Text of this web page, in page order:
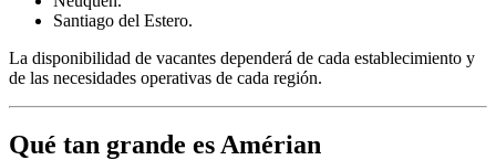
Santiago del Estero.
La disponibilidad de vacantes dependerá de cada establecimiento y
de las necesidades operativas de cada región.
Qué tan grande es Amérian